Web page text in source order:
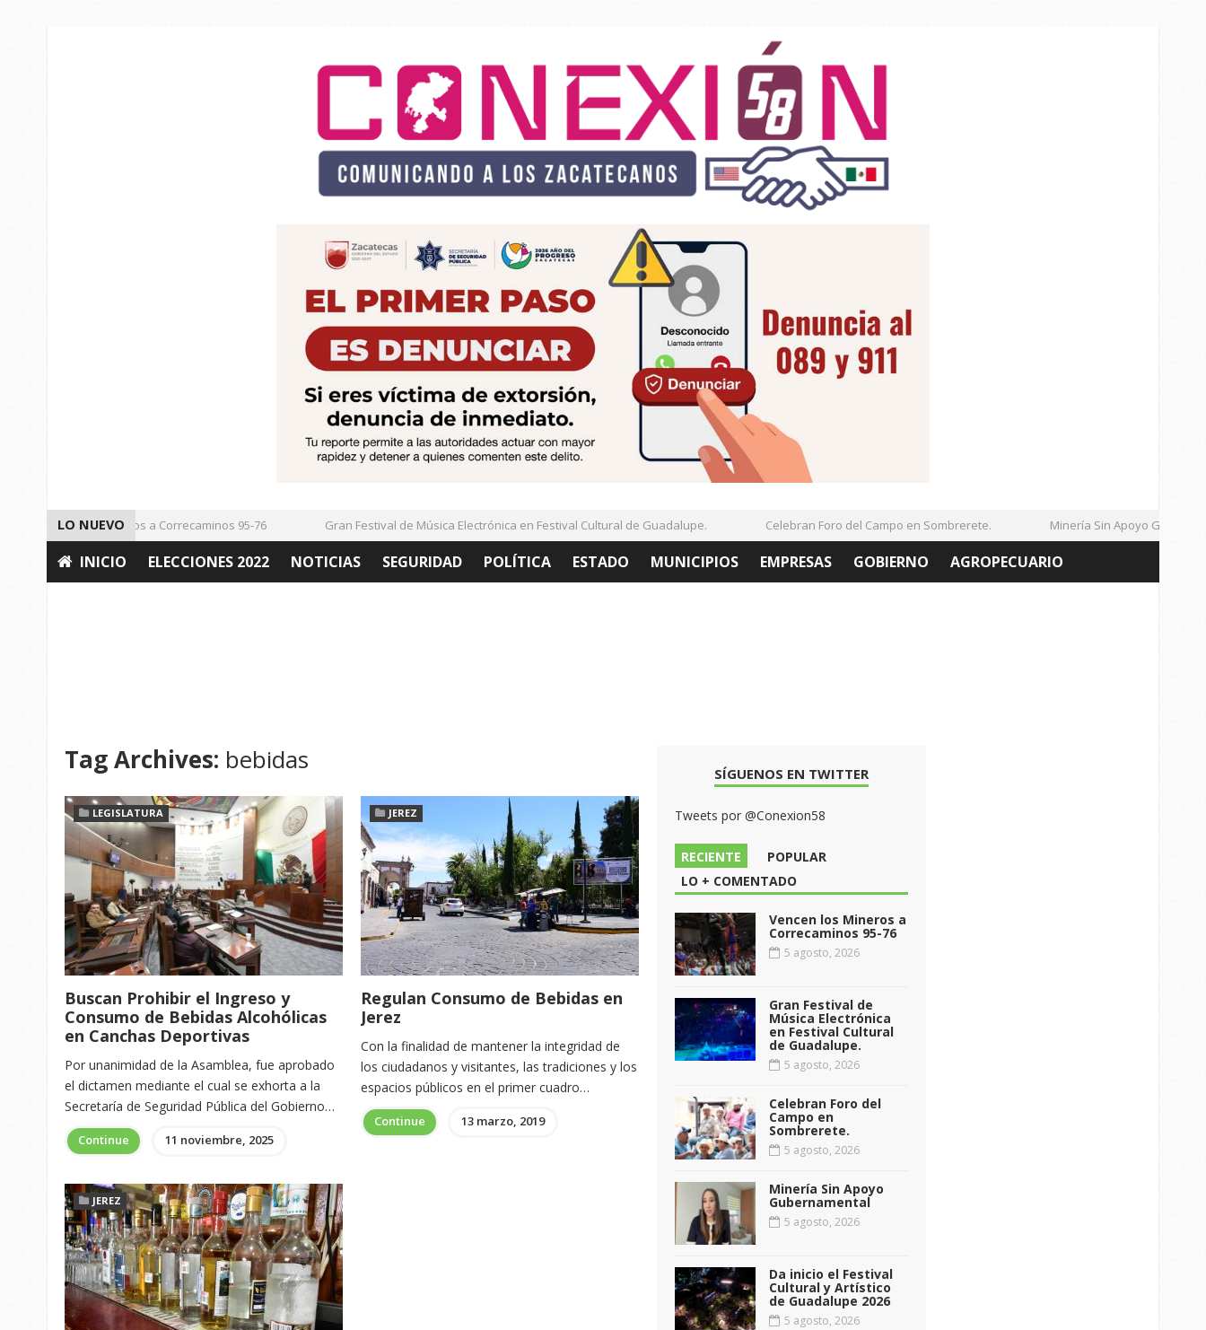
LO NUEVO
Vencen los Mineros a Correcaminos 95-76 Gran Festival de Música Electrónica en Festival Cultural de Guadalupe. Celebran Foro del Campo en Sombrerete. Minería Sin Apoyo
INICIO ELECCIONES 2022 NOTICIAS SEGURIDAD POLÍTICA ESTADO MUNICIPIOS EMPRESAS GOBIERNO AGROPECUARIO
Tag Archives: bebidas
LEGISLATURA
Buscan Prohibir el Ingreso y
Consumo de Bebidas Alcohólicas
en Canchas Deportivas
Por unanimidad de la Asamblea, fue aprobado
el dictamen mediante el cual se exhorta a la
Secretaría de Seguridad Pública del Gobierno…
Continue 11 noviembre, 2025
JEREZ
Regulan Consumo de Bebidas en
Jerez
Con la finalidad de mantener la integridad de
los ciudadanos y visitantes, las tradiciones y los
espacios públicos en el primer cuadro…
Continue 13 marzo, 2019
JEREZ
SÍGUENOS EN TWITTER
Tweets por @Conexion58
RECIENTE
POPULAR
LO + COMENTADO
Vencen los Mineros a
Correcaminos 95-76
5 agosto, 2026
Gran Festival de
Música Electrónica
en Festival Cultural
de Guadalupe.
5 agosto, 2026
Celebran Foro del
Campo en
Sombrerete.
5 agosto, 2026
Minería Sin Apoyo
Gubernamental
5 agosto, 2026
Da inicio el Festival
Cultural y Artístico
de Guadalupe 2026
5 agosto, 2026